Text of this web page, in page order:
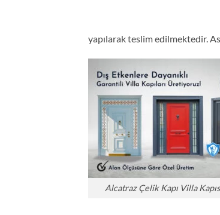
yapılarak teslim edilmektedir.
Alcatraz Çelik Kapı Villa